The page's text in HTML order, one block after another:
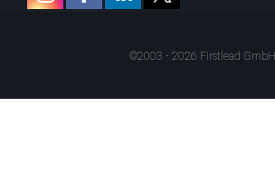
©2003 - 2026 Firstlead GmbH